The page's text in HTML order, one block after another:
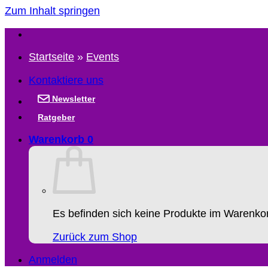
Zum Inhalt springen
Startseite » Events
Kontaktiere uns
Newsletter
Ratgeber
Warenkorb 0
Es befinden sich keine Produkte im
Zurück zum Shop
Anmelden